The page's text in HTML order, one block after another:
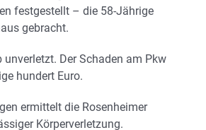
festgestellt – die 58-Jährige
gebracht.
unverletzt. Der Schaden am Pkw
hundert Euro.
ermittelt die Rosenheimer
Körperverletzung.